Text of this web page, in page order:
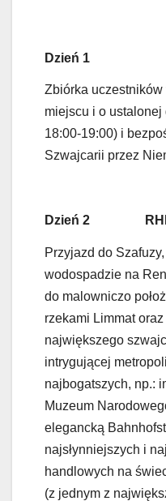
Dzień 1
Zbiórka
miejscu i o
18:00-19:00) i
Szwajcarii przez
Dzień 2
Przyjazd do
wodospadzie na
do malowniczo
rzekami Limmat
największego
intrygującej
najbogatszych, np.:
Muzeum
elegancką
najsłynniejszych i
handlowych na
(z jednym z